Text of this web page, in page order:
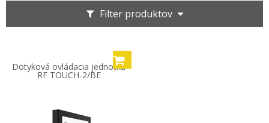
Filter produktov
Dotyková ovládacia jednotka
RF TOUCH-2/BE